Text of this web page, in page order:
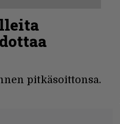
pitkäsoittonsa.